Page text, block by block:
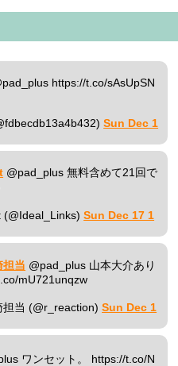
https://t.co/sAsUpSN
Sun Dec 1
@pad_plus 無料含めて21回で
(@Ideal_Links)Sun Dec 17 1
担当 @pad_plus 山本大介あり
mU721unqzw
担当 (@r_reaction)Sun Dec 1
ワンセット。 https://t.co/N